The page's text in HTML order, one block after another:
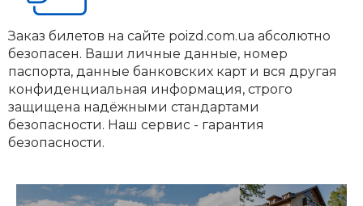
Заказ билетов на сайте poizd.com.ua абсолютно
безопасен. Ваши личные данные, номер
паспорта, данные банковских карт и вся другая
конфиденциальная информация, строго
защищена надёжными стандартами
безопасности. Наш сервис - гарантия
безопасности.